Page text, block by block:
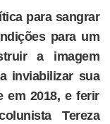
para sangrar
para um
a imagem
inviabilizar sua
em 2018, e ferir
Tereza